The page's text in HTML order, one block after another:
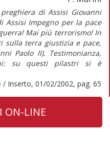
di Assisi Giovanni
Assisi Impegno per la pace
Mai più terrorismo! In
sulla terra giustizia e pace,
Paolo II). Testimonianza,
su questi pilastri si è
Inserto, 01/02/2002, pag. 65
ON-LINE